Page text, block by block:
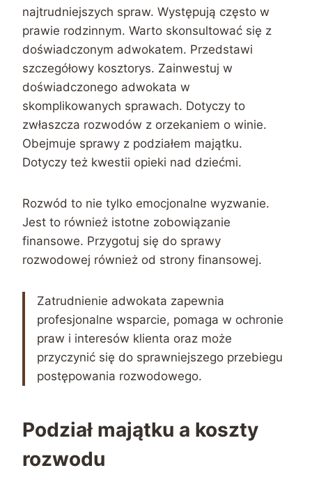
najtrudniejszych spraw. Występują często w
prawie rodzinnym. Warto skonsultować się z
doświadczonym adwokatem. Przedstawi
szczegółowy kosztorys. Zainwestuj w
doświadczonego adwokata w
skomplikowanych sprawach. Dotyczy to
zwłaszcza rozwodów z orzekaniem o winie.
Obejmuje sprawy z podziałem majątku.
Dotyczy też kwestii opieki nad dziećmi.
Rozwód to nie tylko emocjonalne wyzwanie.
Jest to również istotne zobowiązanie
finansowe. Przygotuj się do sprawy
rozwodowej również od strony finansowej.
Zatrudnienie adwokata zapewnia
profesjonalne wsparcie, pomaga w ochronie
praw i interesów klienta oraz może
przyczynić się do sprawniejszego przebiegu
postępowania rozwodowego.
Podział majątku a koszty
rozwodu